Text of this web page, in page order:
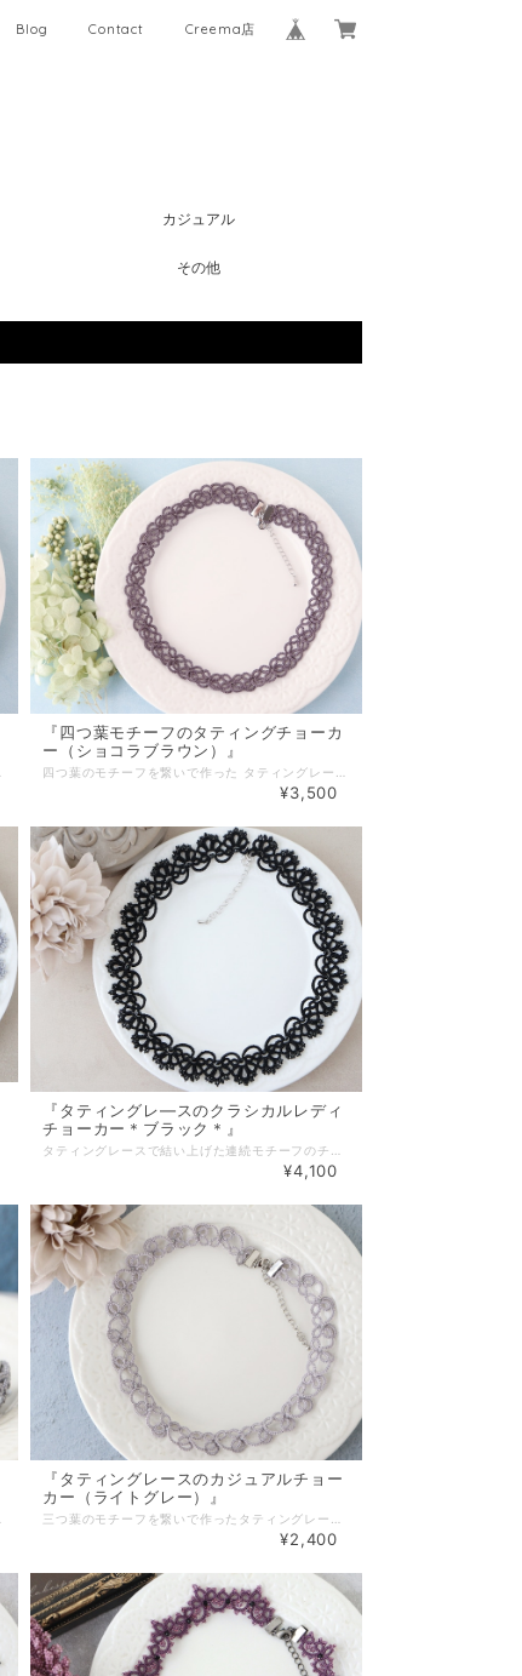
Blog Contact Creema店
カジュアル
その他
『四つ葉モチーフのタティングチョーカ
ー（ショコラブラウン）』
¥3,500
『タティングレ―スのクラシカルレディ
チョーカー＊ブラック＊』
¥4,100
『タティングレースのカジュアルチョー
カー（ライトグレー）』
¥2,400